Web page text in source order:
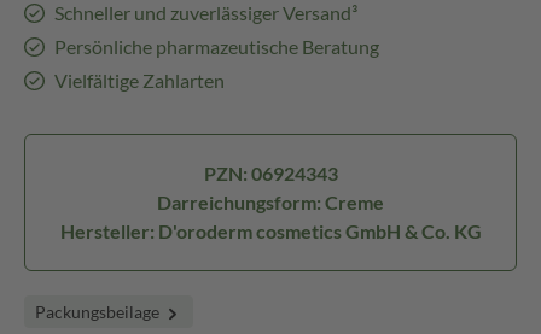
Schneller und zuverlässiger Versand³
Persönliche pharmazeutische Beratung
Vielfältige Zahlarten
PZN: 06924343
Darreichungsform: Creme
Hersteller: D'oroderm cosmetics GmbH & Co. KG
Packungsbeilage